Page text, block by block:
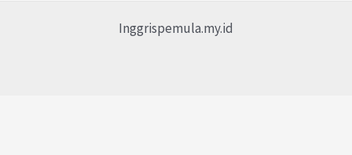
Inggrispemula.my.id